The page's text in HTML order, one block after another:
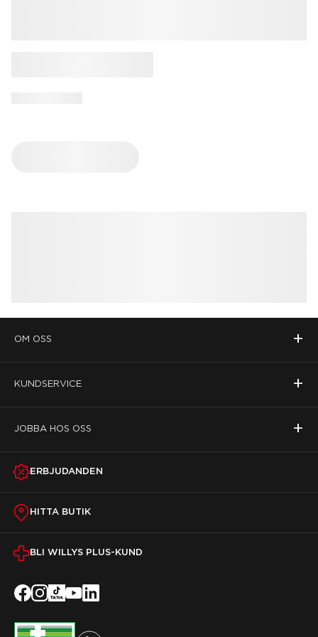
OM OSS +
KUNDSERVICE +
JOBBA HOS OSS +
ERBJUDANDEN
HITTA BUTIK
BLI WILLYS PLUS-KUND